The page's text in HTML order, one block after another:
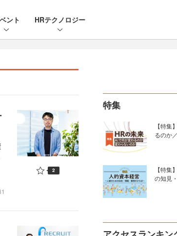
ント HRテクノロジー
2
特集
【特集
るのか
【特集
の知見